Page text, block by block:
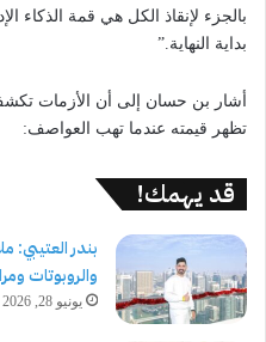
بالجزء لإنقاذ الكل هي قمة الذكاء
بداية النهاية.”
أشار بن حسان إلى أن الأزمات
تظهر قيمته عندما تهب العواصف:
قد يهمك!
بندر العتيبي:
والروبوتات
يونيو 28, 2026